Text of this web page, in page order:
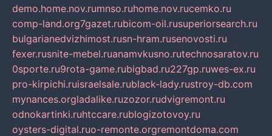
demo.home.nov.rumnso.ruhome.nov.rucemko.ru
comp-land.org7gazet.rubicom-oil.rusuperiorsearch.ru
bulgarianedvizhimost.rusn-hram.rusenovosti.ru
fexer.rusnite-mebel.ruanamvkusno.rutechnosaratov.ru
0sporte.ru9rota-game.rubigbad.ru227gp.ruwes-ex.ru
pro-kirpichi.ruisraelsale.rublack-lady.rustroy-db.com
mynances.orgladalike.ruzozor.rudvigremont.ru
odnokartinki.ruhtccare.rublogizotovoy.ru
oysters-digital.ruo-remonte.orgremontdoma.com